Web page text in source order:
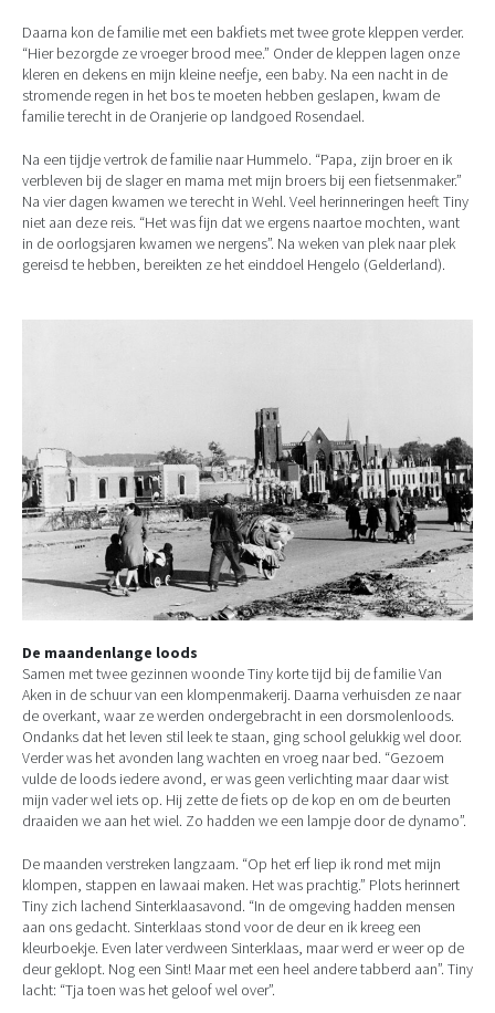
Daarna kon de familie met een bakfiets met twee grote kleppen verder.
“Hier bezorgde ze vroeger brood mee.” Onder de kleppen lagen onze
kleren en dekens en mijn kleine neefje, een baby. Na een nacht in de
stromende regen in het bos te moeten hebben geslapen, kwam de
familie terecht in de Oranjerie op landgoed Rosendael.
Na een tijdje vertrok de familie naar Hummelo. “Papa, zijn broer en ik
verbleven bij de slager en mama met mijn broers bij een fietsenmaker.”
Na vier dagen kwamen we terecht in Wehl. Veel herinneringen heeft Tiny
niet aan deze reis. “Het was fijn dat we ergens naartoe mochten, want
in de oorlogsjaren kwamen we nergens”. Na weken van plek naar plek
gereisd te hebben, bereikten ze het einddoel Hengelo (Gelderland).
De maandenlange loods
Samen met twee gezinnen woonde Tiny korte tijd bij de familie Van
Aken in de schuur van een klompenmakerij. Daarna verhuisden ze naar
de overkant, waar ze werden ondergebracht in een dorsmolenloods.
Ondanks dat het leven stil leek te staan, ging school gelukkig wel door.
Verder was het avonden lang wachten en vroeg naar bed. “Gezoem
vulde de loods iedere avond, er was geen verlichting maar daar wist
mijn vader wel iets op. Hij zette de fiets op de kop en om de beurten
draaiden we aan het wiel. Zo hadden we een lampje door de dynamo”.
De maanden verstreken langzaam. “Op het erf liep ik rond met mijn
klompen, stappen en lawaai maken. Het was prachtig.” Plots herinnert
Tiny zich lachend Sinterklaasavond. “In de omgeving hadden mensen
aan ons gedacht. Sinterklaas stond voor de deur en ik kreeg een
kleurboekje. Even later verdween Sinterklaas, maar werd er weer op de
deur geklopt. Nog een Sint! Maar met een heel andere tabberd aan”. Tiny
lacht: “Tja toen was het geloof wel over”.